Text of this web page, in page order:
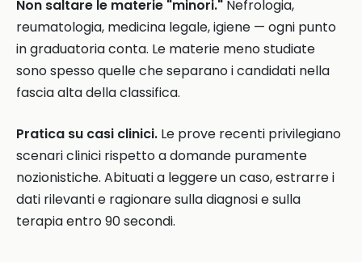
Non saltare le materie "minori." Nefrologia,
reumatologia, medicina legale, igiene — ogni punto
in graduatoria conta. Le materie meno studiate
sono spesso quelle che separano i candidati nella
fascia alta della classifica.
Pratica su casi clinici. Le prove recenti privilegiano
scenari clinici rispetto a domande puramente
nozionistiche. Abituati a leggere un caso, estrarre i
dati rilevanti e ragionare sulla diagnosi e sulla
terapia entro 90 secondi.